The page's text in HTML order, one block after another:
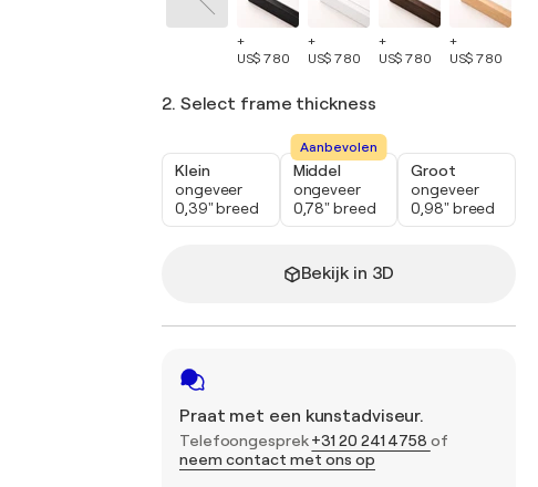
+
US$ 780
+
US$ 780
+
US$ 780
+
US$ 780
2. Select frame thickness
Klein
ongeveer
0,39" breed
Aanbevolen
Middel
ongeveer
0,78" breed
Groot
ongeveer
0,98" breed
Bekijk in 3D
Praat met een kunstadviseur.
Telefoongesprek+31 20 241 4758 of
neem contact met ons op